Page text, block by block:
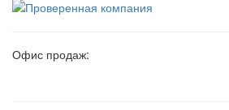
Офис продаж: